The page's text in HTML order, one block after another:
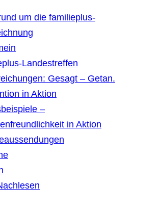
um die familieplus-
Landestreffen
Gesagt – Getan.
in Aktion
–
in Aktion